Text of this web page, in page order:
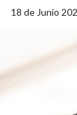
18 de Junio